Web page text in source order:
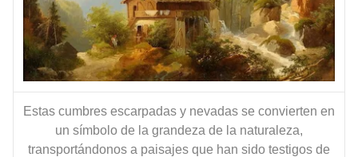
Estas cumbres escarpadas y nevadas se convierten en
un símbolo de la grandeza de la naturaleza,
transportándonos a paisajes que han sido testigos de